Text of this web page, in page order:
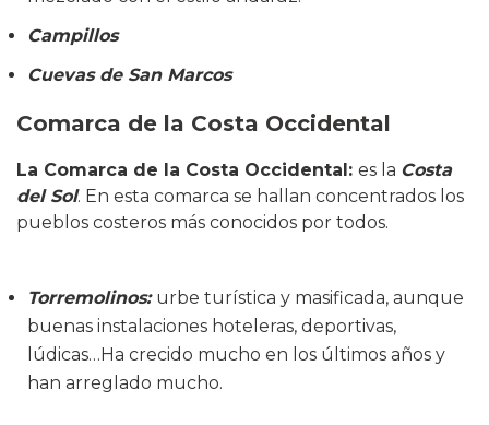
Campillos
Cuevas de San Marcos
Comarca de la Costa Occidental
La Comarca de la Costa Occidental: es la Costa
del Sol. En esta comarca se hallan concentrados los
pueblos costeros más conocidos por todos.
Torremolinos: urbe turística y masificada, aunque
buenas instalaciones hoteleras, deportivas,
lúdicas…Ha crecido mucho en los últimos años y
han arreglado mucho.